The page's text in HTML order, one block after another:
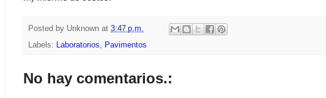
Posted by Unknown at 3:47 p.m.
Labels:
Laboratorios Pavimentos
No hay comentarios.: